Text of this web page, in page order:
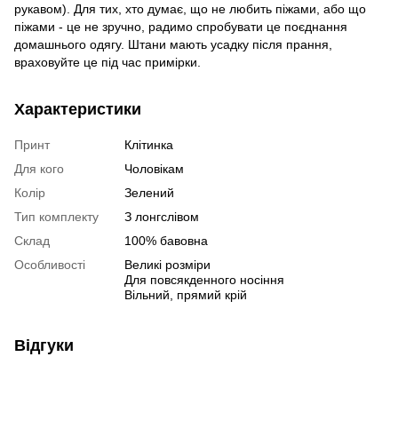
рукавом). Для тих, хто думає, що не любить піжами, або що
піжами - це не зручно, радимо спробувати це поєднання
домашнього одягу. Штани мають усадку після прання,
враховуйте це під час примірки.
Характеристики
Принт
Клітинка
Для кого
Чоловікам
Колір
Зелений
Тип комплекту
З лонгслівом
Склад
100% бавовна
Особливості
Великі розміри
Для повсякденного носіння
Вільний, прямий крій
Відгуки